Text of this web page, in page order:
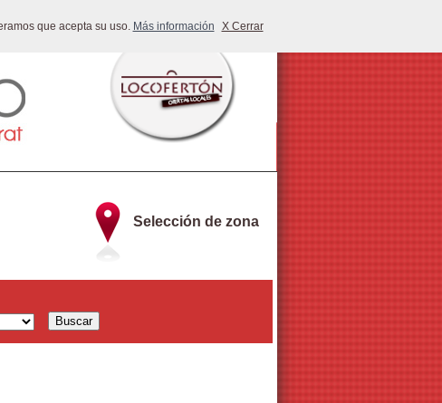
que acepta su uso. Más información X Cerrar
Selección de zona